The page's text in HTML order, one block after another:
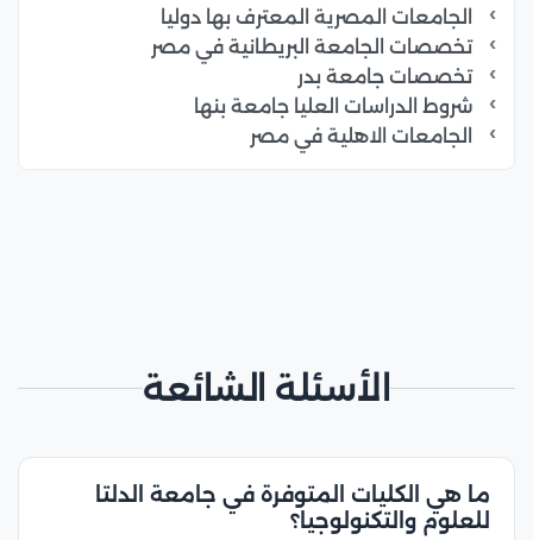
الجامعات المصرية المعترف بها دوليا
تخصصات الجامعة البريطانية في مصر
تخصصات جامعة بدر
شروط الدراسات العليا جامعة بنها
الجامعات الاهلية في مصر
الأسئلة الشائعة
ما هي الكليات المتوفرة في جامعة الدلتا
للعلوم والتكنولوجيا؟